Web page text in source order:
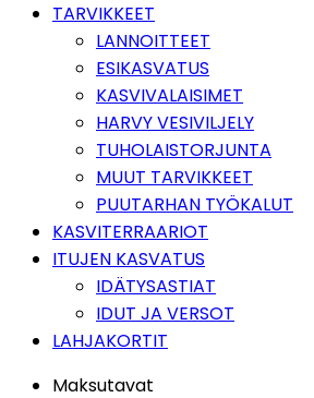
TARVIKKEET
LANNOITTEET
ESIKASVATUS
KASVIVALAISIMET
HARVY VESIVILJELY
TUHOLAISTORJUNTA
MUUT TARVIKKEET
PUUTARHAN TYÖKALUT
KASVITERRAARIOT
ITUJEN KASVATUS
IDÄTYSASTIAT
IDUT JA VERSOT
LAHJAKORTIT
Maksutavat